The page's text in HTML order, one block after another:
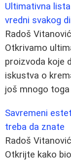
Ultimativna
vredni svakog
Radoš Vitanović
Otkrivamo
proizvoda koje
iskustva o
još mnogo
Savremeni
treba da znate
Radoš Vitanović
Otkrijte kako